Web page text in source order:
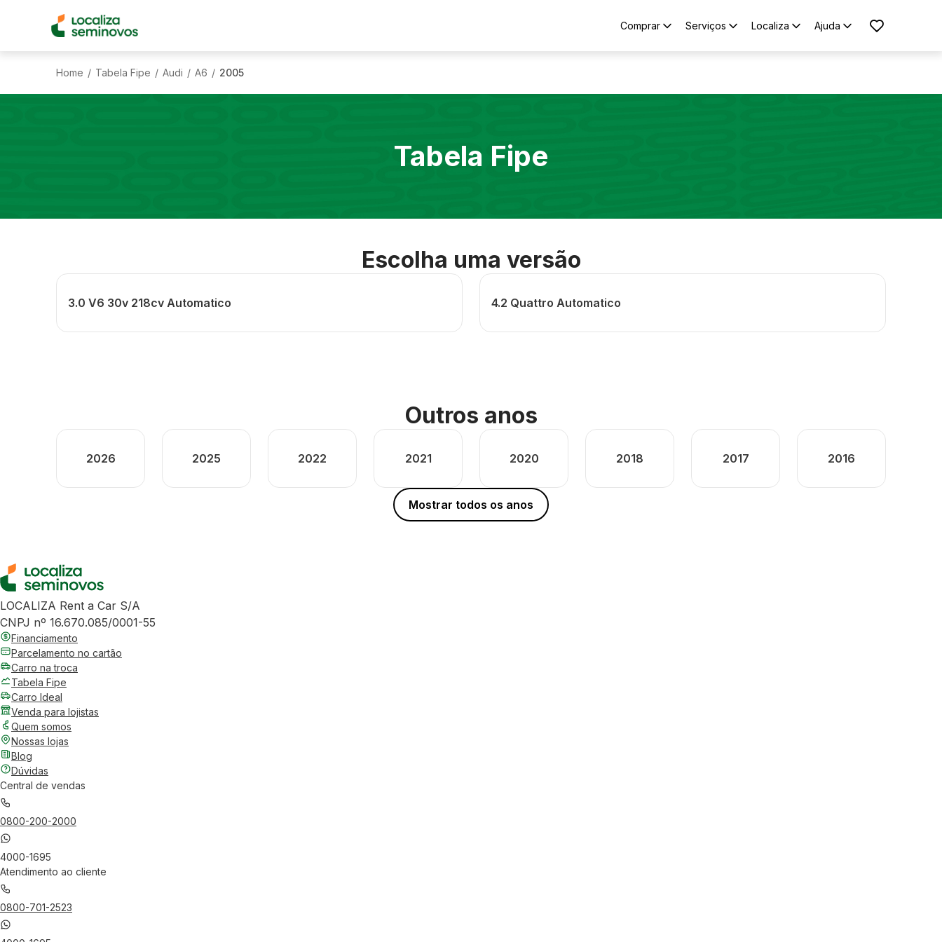
Comprar Serviços Localiza Ajuda
Home / Tabela Fipe / Audi / A6 / 2005
Tabela Fipe
Escolha uma versão
3.0 V6 30v 218cv Automatico 4.2 Quattro Automatico
Outros anos
2026 2025 2022 2021 2020 2018 2017 2016
Mostrar todos os anos
LOCALIZA Rent a Car S/A
CNPJ nº 16.670.085/0001-55
Financiamento
Parcelamento no cartão
Carro na troca
Tabela Fipe
Carro Ideal
Venda para lojistas
Quem somos
Nossas lojas
Blog
Dúvidas
Central de vendas
0800-200-2000
4000-1695
Atendimento ao cliente
0800-701-2523